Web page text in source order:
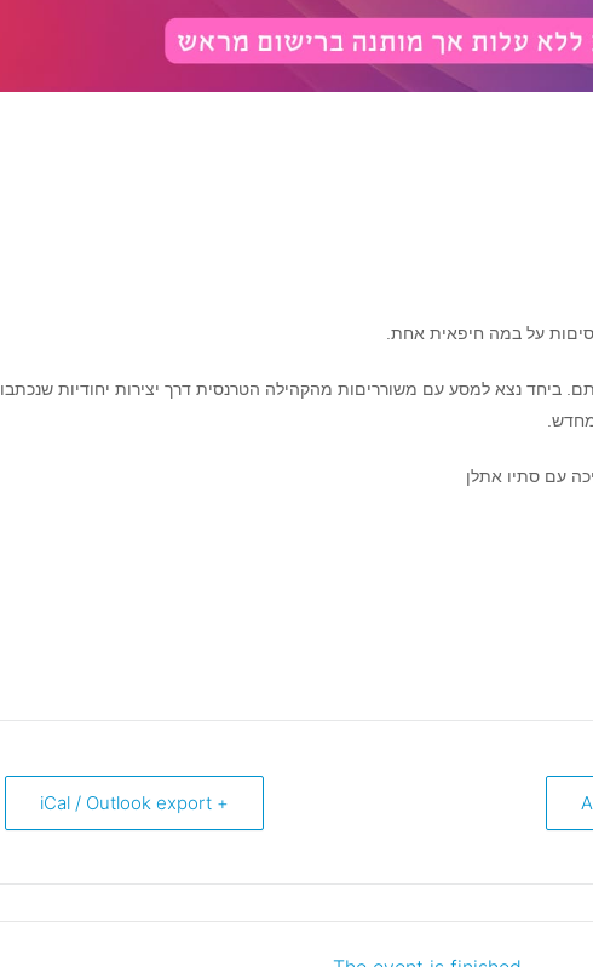
ביחד נצא למסע עם משורריםות מהקהילה הטרנסית דרך יצירות יחודיות שנכתבו
עם סתיו אתלן
+ iCal / Outlook export